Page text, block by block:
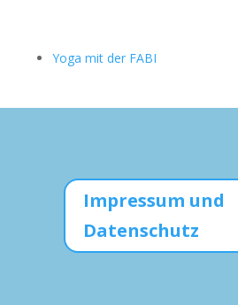
Yoga mit der FABI
Impressum und
Datenschutz